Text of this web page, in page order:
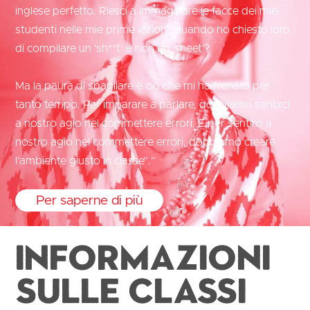
inglese perfetto. Riesci a immaginare le facce dei miei
studenti nelle mie prime lezioni, quando ho chiesto loro
di compilare un ’sh**t‘ e non un ’sheet‘?
Ma la paura di sbagliare è ciò che mi ha frenato per
tanto tempo. Per imparare a parlare, dobbiamo sentirci
a nostro agio nel commettere errori. E per sentirci a
nostro agio nel commettere errori, dobbiamo creare
l'ambiente giusto in classe”.”
Per saperne di più
Informazioni
sulle classi